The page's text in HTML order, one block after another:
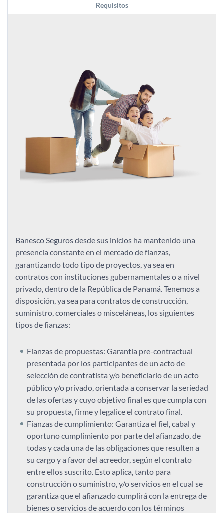
Requisitos
Banesco Seguros desde sus inicios ha mantenido una
presencia constante en el mercado de fianzas,
garantizando todo tipo de proyectos, ya sea en
contratos con instituciones gubernamentales o a nivel
privado, dentro de la República de Panamá. Tenemos a
disposición, ya sea para contratos de construcción,
suministro, comerciales o misceláneas, los siguientes
tipos de fianzas:
Fianzas de propuestas: Garantía pre-contractual
presentada por los participantes de un acto de
selección de contratista y/o beneficiario de un acto
público y/o privado, orientada a conservar la seriedad
de las ofertas y cuyo objetivo final es que cumpla con
su propuesta, firme y legalice el contrato final.
Fianzas de cumplimiento: Garantiza el fiel, cabal y
oportuno cumplimiento por parte del afianzado, de
todas y cada una de las obligaciones que resulten a
su cargo y a favor del acreedor, según el contrato
entre ellos suscrito. Esto aplica, tanto para
construcción o suministro, y/o servicios en el cual se
garantiza que el afianzado cumplirá con la entrega de
bienes o servicios de acuerdo con los términos